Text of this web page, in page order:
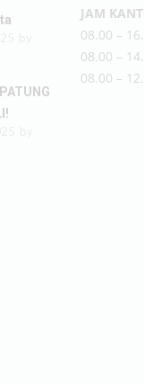
JAM
08.00 –
08.00 –
08.00 –